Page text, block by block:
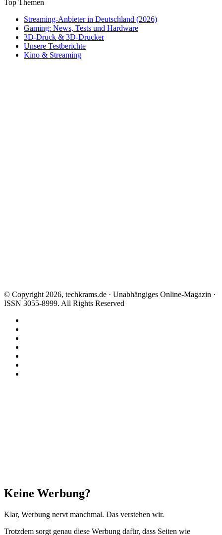
Top Themen
Streaming-Anbieter in Deutschland (2026)
Gaming: News, Tests und Hardware
3D-Druck & 3D-Drucker
Unsere Testberichte
Kino & Streaming
© Copyright 2026, techkrams.de · Unabhängiges Online-Magazin ·
ISSN 3055-8999. All Rights Reserved
Schließen
Keine Werbung?
Klar, Werbung nervt manchmal. Das verstehen wir.
Trotzdem sorgt genau diese Werbung dafür, dass Seiten wie